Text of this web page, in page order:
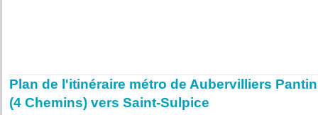
Plan de l'itinéraire métro de Aubervilliers Pantin
(4 Chemins) vers Saint-Sulpice